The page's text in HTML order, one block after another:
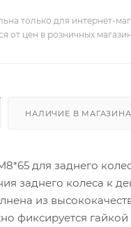
только для интернет-
от цен в розничных
НАЛИЧИЕ В
для заднего
заднего колеса к
из
фиксируется гайкой